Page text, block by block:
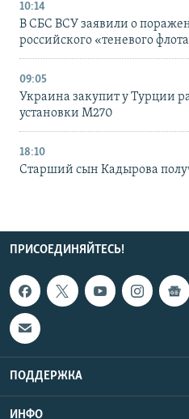
10:14
В СБС ВСУ заявили о
российского «теневого
09:05
Украина закупит у Турции
установки M270
18:10
Старший сын Кадырова
ПРИСОЕДИНЯЙТЕСЬ!
ПОДДЕРЖКА
ИНФО